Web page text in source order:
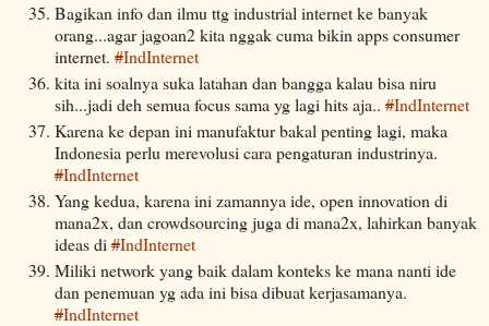
Bagikan info dan ilmu ttg industrial internet ke banyak
orang...agar jagoan2 kita nggak cuma bikin apps consumer
internet. #IndInternet
kita ini soalnya suka latahan dan bangga kalau bisa niru
sih...jadi deh semua focus sama yg lagi hits aja.. #IndInternet
Karena ke depan ini manufaktur bakal penting lagi, maka
Indonesia perlu merevolusi cara pengaturan industrinya.
#IndInternet
Yang kedua, karena ini zamannya ide, open innovation di
mana2x, dan crowdsourcing juga di mana2x, lahirkan banyak
ideas di #IndInternet
Miliki network yang baik dalam konteks ke mana nanti ide
dan penemuan yg ada ini bisa dibuat kerjasamanya.
#IndInternet